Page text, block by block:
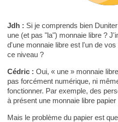
Jdh : Si je comprends bien
une (et pas "la") monnaie libre ?
d'une monnaie libre est l'un de
ce niveau ?
Cédric : Oui, « une » monnaie
pas forcément numérique, ni
fonctionner. Par exemple, des
à présent une monnaie libre
Mais le problème du papier est